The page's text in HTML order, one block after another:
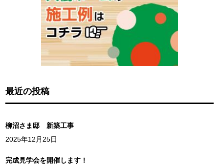
最近の投稿
柳沼さま邸 新築工事
2025年12月25日
完成見学会を開催します！